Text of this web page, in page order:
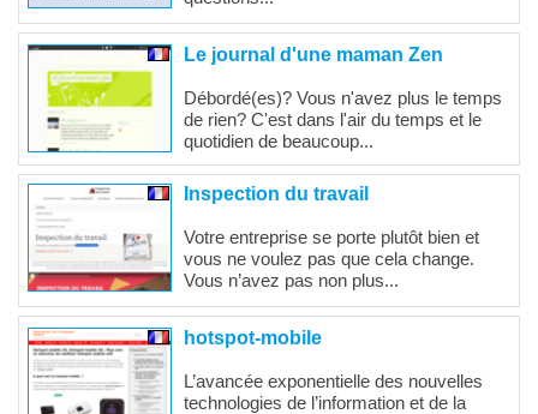
Le journal d'une maman Zen
Débordé(es)? Vous n'avez plus le temps
de rien? C'est dans l'air du temps et le
quotidien de beaucoup...
Inspection du travail
Votre entreprise se porte plutôt bien et
vous ne voulez pas que cela change.
Vous n’avez pas non plus...
hotspot-mobile
L’avancée exponentielle des nouvelles
technologies de l’information et de la